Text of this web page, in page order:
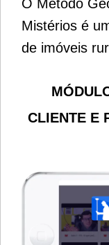
O Método
Mistérios é
de imóveis
CLIENTE E